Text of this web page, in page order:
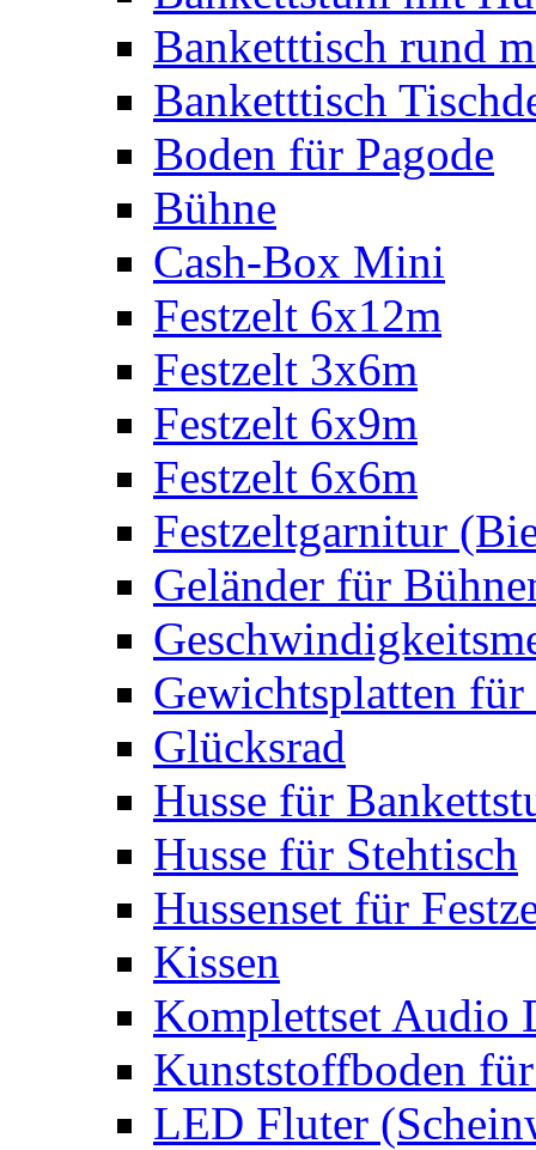
Banketttisch rund
Banketttisch
Boden für Pagode
Bühne
Cash-Box Mini
Festzelt 6x12m
Festzelt 3x6m
Festzelt 6x9m
Festzelt 6x6m
Festzeltgarnitur
Geländer für
Gewichtsplatten für
Glücksrad
Husse für
Husse für Stehtisch
Hussenset für
Kissen
Komplettset Audio
Kunststoffboden
LED Fluter